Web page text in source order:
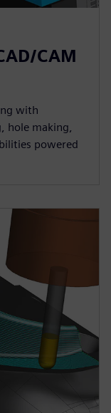
CAM
with
hole making,
powered